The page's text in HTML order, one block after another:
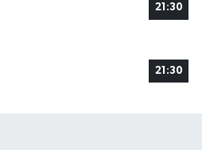
21:30
21:30